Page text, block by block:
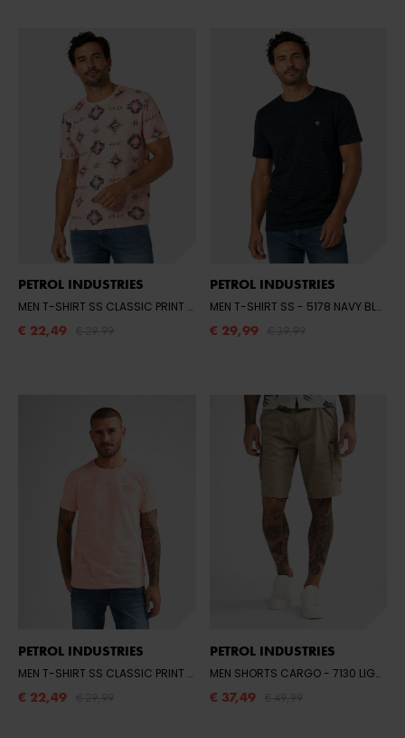
PETROL INDUSTRIES
MEN T-SHIRT SS CLASSIC PRINT
- 3174 LIGHT CORAL
€ 22,49
PETROL INDUSTRIES
MEN T-SHIRT SS - 5178 NAVY BLUE
€ 29,99
PETROL INDUSTRIES
MEN T-SHIRT SS CLASSIC PRINT
- 3099 FIERY CORAL
€ 22,49
PETROL INDUSTRIES
MEN SHORTS CARGO - 7130 LIGHT TAN
€ 37,49